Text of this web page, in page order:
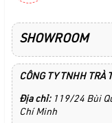
SHOWROOM
CÔNG TY TNHH TRÀ
Địa chỉ:119/24 Bùi
Chí Minh